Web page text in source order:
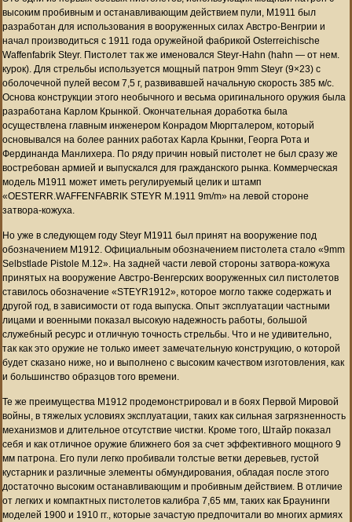
высоким пробивным и останавливающим действием пули, M1911 был
разработан для использования в вооруженных силах Австро-Венгрии и
начал производиться с 1911 года оружейной фабрикой Osterreichische
Waffenfabrik Steyr. Пистолет так же именовался Steyr-Hahn (hahn — от нем.
курок). Для стрельбы используется мощный патрон 9mm Steyr (9×23) с
оболочечной пулей весом 7,5 г, развивавшей начальную скорость 385 м/c.
Основа конструкции этого необычного и весьма оригинального оружия была
разработана Карлом Крынкой. Окончательная доработка была
осуществлена главным инженером Конрадом Мюргталером, который
основывался на более ранних работах Карла Крынки, Георга Рота и
Фердинанда Манлихера. По ряду причин новый пистолет не был сразу же
востребован армией и выпускался для гражданского рынка. Коммерческая
модель M1911 может иметь регулируемый целик и штамп
«OESTERR.WAFFENFABRIK STEYR M.1911 9m/m» на левой стороне
затвора-кожуха.
Но уже в следующем году Steyr M1911 был принят на вооружение под
обозначением M1912. Официальным обозначением пистолета стало «9mm
Selbstlade Pistole M.12». На задней части левой стороны затвора-кожуха
принятых на вооружение Австро-Венгерских вооруженных сил пистолетов
ставилось обозначение «STEYR1912», которое могло также содержать и
другой год, в зависимости от года выпуска. Опыт эксплуатации частными
лицами и военными показал высокую надежность работы, большой
служебный ресурс и отличную точность стрельбы. Что и не удивительно,
так как это оружие не только имеет замечательную конструкцию, о которой
будет сказано ниже, но и выполнено с высоким качеством изготовления, как
и большинство образцов того времени.
Те же преимущества M1912 продемонстрировал и в боях Первой Мировой
войны, в тяжелых условиях эксплуатации, таких как сильная загрязненность
механизмов и длительное отсутствие чистки. Кроме того, Штайр показал
себя и как отличное оружие ближнего боя за счет эффективного мощного 9
мм патрона. Его пули легко пробивали толстые ветки деревьев, густой
кустарник и различные элементы обмундирования, обладая после этого
достаточно высоким останавливающим и пробивным действием. В отличие
от легких и компактных пистолетов калибра 7,65 мм, таких как Браунинги
моделей 1900 и 1910 гг., которые зачастую предпочитали во многих армиях